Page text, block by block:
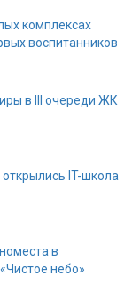
комплексах
воспитанников
в III очереди ЖК
IT-школа
в
небо»